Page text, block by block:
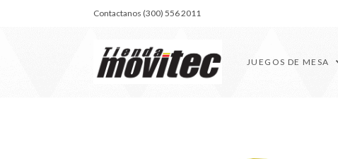
Contactanos (300) 556 2011
JUEGOS DE MESA